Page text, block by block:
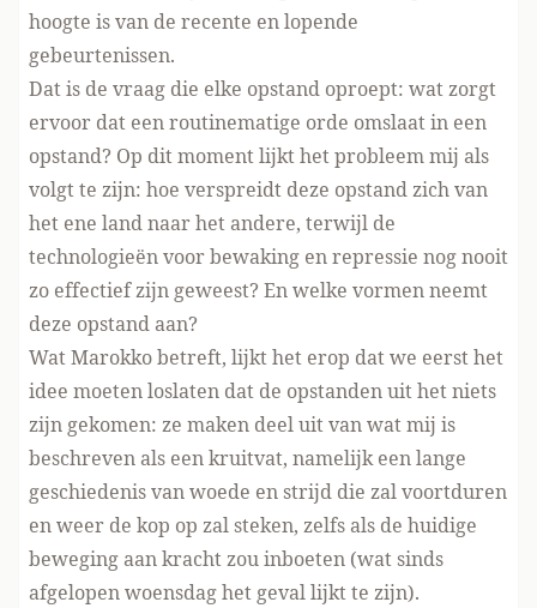
hoogte is van de recente en lopende
gebeurtenissen.
Dat is de vraag die elke opstand oproept: wat zorgt
ervoor dat een routinematige orde omslaat in een
opstand? Op dit moment lijkt het probleem mij als
volgt te zijn: hoe verspreidt deze opstand zich van
het ene land naar het andere, terwijl de
technologieën voor bewaking en repressie nog nooit
zo effectief zijn geweest? En welke vormen neemt
deze opstand aan?
Wat Marokko betreft, lijkt het erop dat we eerst het
idee moeten loslaten dat de opstanden uit het niets
zijn gekomen: ze maken deel uit van wat mij is
beschreven als een kruitvat, namelijk een lange
geschiedenis van woede en strijd die zal voortduren
en weer de kop op zal steken, zelfs als de huidige
beweging aan kracht zou inboeten (wat sinds
afgelopen woensdag het geval lijkt te zijn).